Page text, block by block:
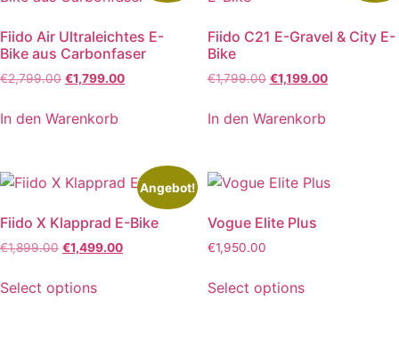
Fiido Air Ultraleichtes E-
Bike aus Carbonfaser
€2,799.00 Ursprünglicher
war:
€1,799.00Aktueller
In den Warenkorb
Fiido C21 E-Gravel & City E-
Bike
€1,799.00 Ursprünglicher
war:
€1,199.00Aktueller
In den Warenkorb
Angebot!
Fiido X Klapprad E-Bike
€1,899.00 Ursprünglicher
war:
€1,499.00Aktueller
Select options
Vogue Elite Plus
€1,950.00
Select options